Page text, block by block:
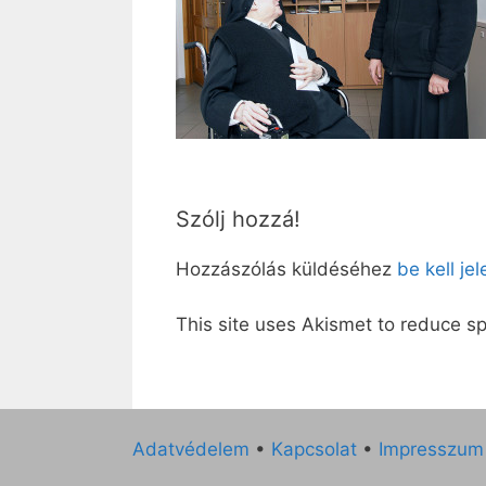
Szólj hozzá!
Hozzászólás küldéséhez be kell
This site uses Akismet to reduce
Adatvédelem • Kapcsolat • Impresszum